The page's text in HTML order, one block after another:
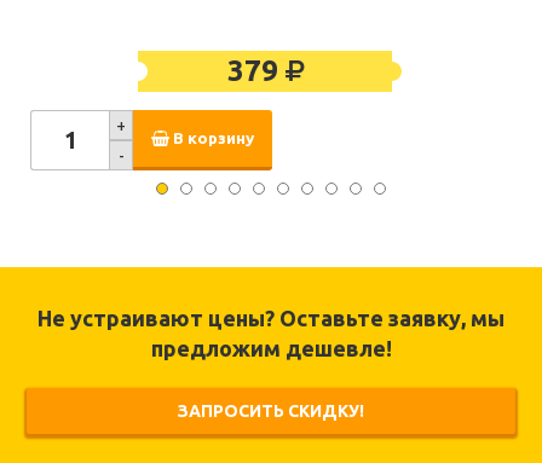
379
+
-
В корзину
Не устраивают цены? Оставьте заявку, мы
предложим дешевле!
ЗАПРОСИТЬ СКИДКУ!